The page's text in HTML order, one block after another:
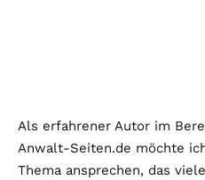
Als erfahrener Autor im
Anwalt-Seiten.de möchte
Thema ansprechen, das